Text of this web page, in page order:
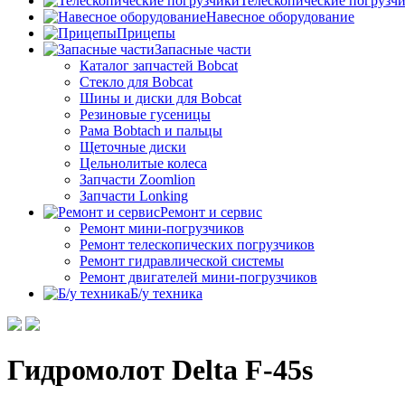
Навесное оборудование
Прицепы
Запасные части
Каталог запчастей Bobcat
Стекло для Bobcat
Шины и диски для Bobcat
Резиновые гусеницы
Рама Bobtach и пальцы
Щеточные диски
Цельнолитые колеса
Запчасти Zoomlion
Запчасти Lonking
Ремонт и сервис
Ремонт мини-погрузчиков
Ремонт телескопических погрузчиков
Ремонт гидравлической системы
Ремонт двигателей мини-погрузчиков
Б/у техника
Гидромолот Delta F-45s